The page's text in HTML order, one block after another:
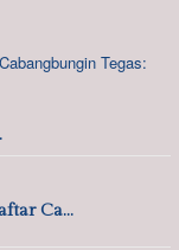
Ca…